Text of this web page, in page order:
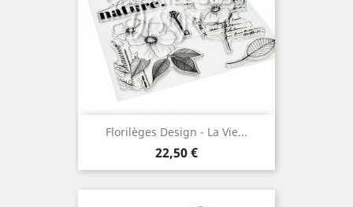
Florilèges Design - La Vie...
Prix
22,50 €